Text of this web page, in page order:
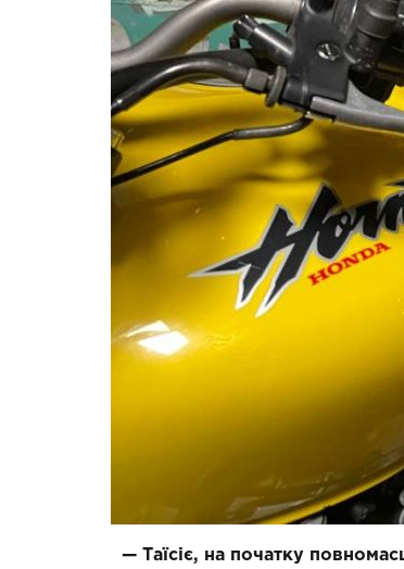
— Таїсіє, на початку